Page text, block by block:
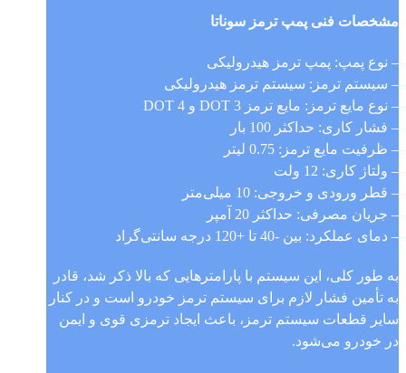
مشخصات فنی پمپ ترمز سوناتا
– نوع پمپ: پمپ ترمز هیدرولیکی
– سیستم ترمز: سیستم ترمز هیدرولیکی
– نوع مایع ترمز: مایع ترمز DOT 3 و DOT 4
– فشار کاری: حداکثر 100 بار
– ظرفیت مایع ترمز: 0.75 لیتر
– ولتاژ کاری: 12 ولت
– قطر ورودی و خروجی: 10 میلی‌متر
– جریان مصرفی: حداکثر 20 آمپر
– دمای عملکرد: بین -40 تا +120 درجه سانتی‌گراد
به طور کلی، این سیستم با پارامترهایی که بالا ذکر شد، قادر
به تأمین فشار لازم برای سیستم ترمز خودرو است و در کنار
سایر قطعات سیستم ترمز، باعث ایجاد ترمزی قوی و ایمن
در خودرو می‌شود.